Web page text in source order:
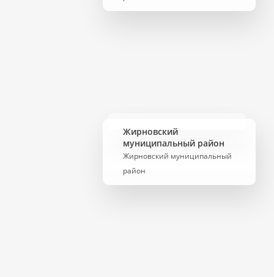
Жирновский
муниципальный район
Жирновский муниципальный
район